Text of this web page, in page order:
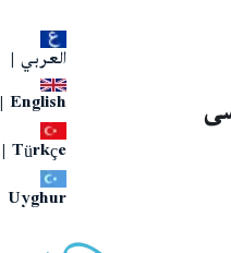
العربي |
English
|
Türkçe
|
Uyghur